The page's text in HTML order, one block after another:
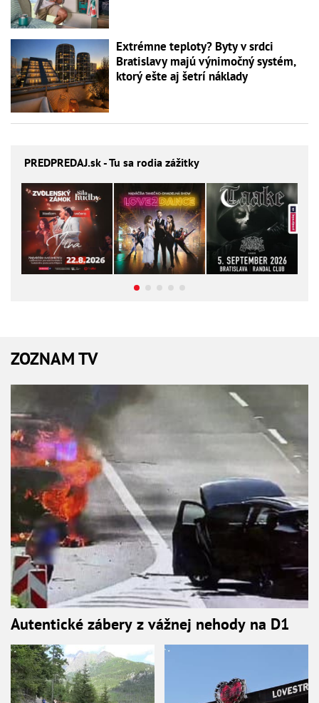
Extrémne teploty? Byty v srdci
Bratislavy majú výnimočný systém,
ktorý ešte aj šetrí náklady
PREDPREDAJ.sk - Tu sa rodia zážitky
ZOZNAM TV
Autentické zábery z vážnej nehody na D1